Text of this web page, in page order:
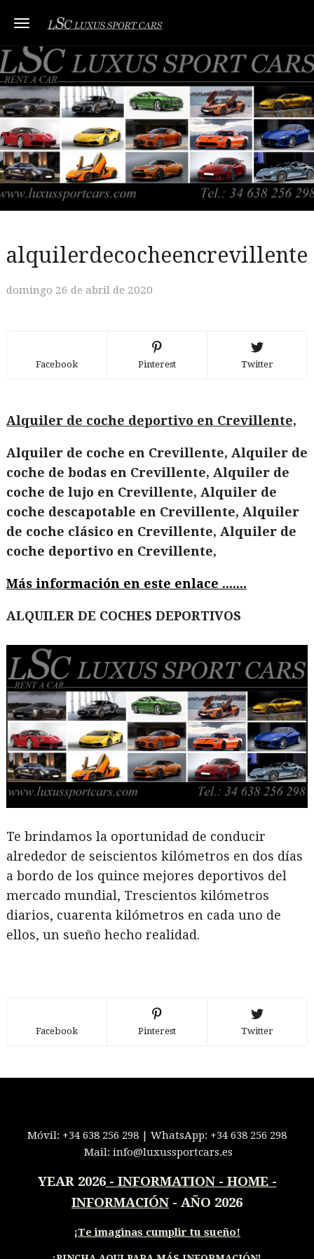
Toggle navigation
alquilerdecocheencrevillente
domingo 26 de abril de 2020
Facebook Pinterest Twitter
Alquiler de coche deportivo en Crevillente,
Alquiler de coche en Crevillente, Alquiler de
coche de bodas en Crevillente, Alquiler de
coche de lujo en Crevillente, Alquiler de
coche descapotable en Crevillente, Alquiler
de coche clásico en Crevillente, Alquiler de
coche deportivo en Crevillente,
Más información en este enlace .......
ALQUILER DE COCHES DEPORTIVOS
Te brindamos la oportunidad de conducir
alrededor de seiscientos kilómetros en dos días
a bordo de los quince mejores deportivos del
mercado mundial, Trescientos kilómetros
diarios, cuarenta kilómetros en cada uno de
ellos, un sueño hecho realidad.
Facebook Pinterest Twitter
Móvil: +34 638 256 298 | WhatsApp: +34 638 256 298
Mail: info@luxussportcars.es
YEAR 2026- INFORMATION - HOME -
INFORMACIÓN - AÑO 2026
¡Te imaginas cumplir tu sueño!